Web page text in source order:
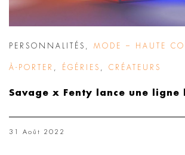
PERSONNALITÉS MODE – HAUTE
À-PORTER ÉGÉRIES CRÉATEURS
Savage x Fenty lance une ligne
31 Août 2022